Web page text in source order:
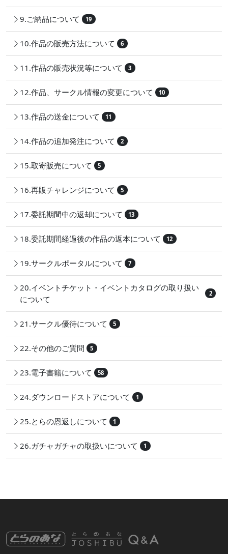
9.ご納品について 19
10.作品の販売方法について 6
11.作品の販売状況等について 3
12.作品、サークル情報の変更について 10
13.作品の送金について 11
14.作品の追加発注について 2
15.取寄販売について 5
16.再販チャレンジについて 5
17.委託期間中の返却について 13
18.委託期間経過後の作品の返本について 12
19.サークルポータルについて 7
20.イベントチケット・イベントカタログの取り扱い
について
2
21.サークル優待について 5
22.その他のご質問 5
23.電子書籍について 58
24.ダウンロードストアについて 1
25.とらの恩返しについて 1
26.ガチャガチャの取扱いについて 1